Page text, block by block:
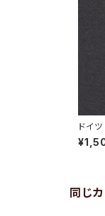
ドイ
ACH
同じ